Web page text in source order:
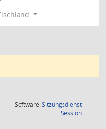
Software:Sitzungsdienst
Session(Wird in